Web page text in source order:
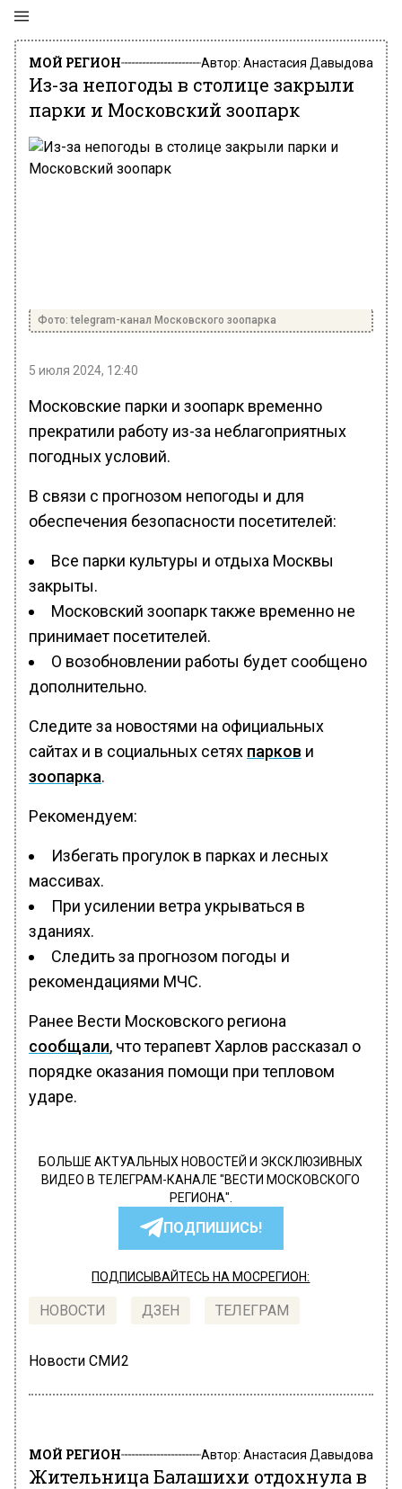
МОЙ РЕГИОН Автор: Анастасия Давыдова
Из-за непогоды в столице закрыли
парки и Московский зоопарк
Фото: telegram-канал Московского зоопарка
5 июля 2024, 12:40
Московские парки и зоопарк временно
прекратили работу из-за неблагоприятных
погодных условий.
В связи с прогнозом непогоды и для
обеспечения безопасности посетителей:
Все парки культуры и отдыха Москвы
закрыты.
Московский зоопарк также временно не
принимает посетителей.
О возобновлении работы будет сообщено
дополнительно.
Следите за новостями на официальных
сайтах и в социальных сетях парков и
зоопарка.
Рекомендуем:
Избегать прогулок в парках и лесных
массивах.
При усилении ветра укрываться в
зданиях.
Следить за прогнозом погоды и
рекомендациями МЧС.
Ранее Вести Московского региона
сообщали, что терапевт Харлов рассказал о
порядке оказания помощи при тепловом
ударе.
БОЛЬШЕ АКТУАЛЬНЫХ НОВОСТЕЙ И ЭКСКЛЮЗИВНЫХ
ВИДЕО В ТЕЛЕГРАМ-КАНАЛЕ "ВЕСТИ МОСКОВСКОГО
РЕГИОНА".
ПОДПИШИСЬ!
ПОДПИСЫВАЙТЕСЬ НА МОСРЕГИОН:
НОВОСТИ ДЗЕН ТЕЛЕГРАМ
Новости СМИ2
МОЙ РЕГИОН Автор: Анастасия Давыдова
Жительница Балашихи отдохнула в